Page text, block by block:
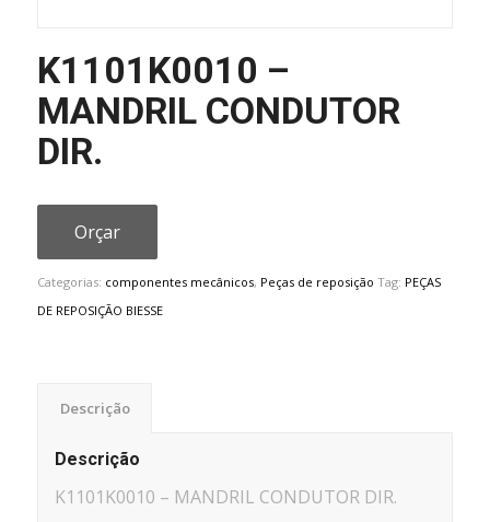
K1101K0010 –
MANDRIL CONDUTOR
DIR.
Orçar
Categorias: componentes mecânicos, Peças de reposição Tag: PEÇAS
DE REPOSIÇÃO BIESSE
Descrição
Descrição
K1101K0010 – MANDRIL CONDUTOR DIR.